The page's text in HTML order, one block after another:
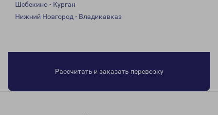
Шебекино - Курган
Нижний Новгород - Владикавказ
Рассчитать и заказать перевозку